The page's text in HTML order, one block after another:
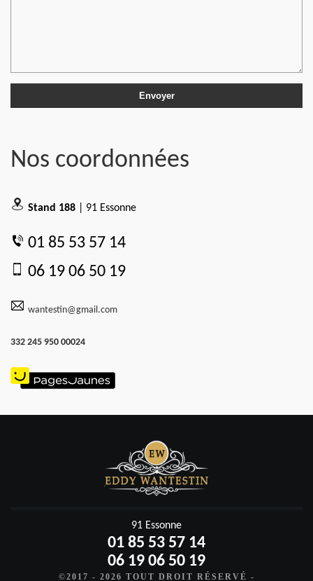
Nos coordonnées
Stand 188 | 91 Essonne
01 85 53 57 14
06 19 06 50 19
wantestin@gmail.com
332 245 950 00024
91 Essonne
01 85 53 57 14
06 19 06 50 19
©2017 - 2026 TOUT DROIT RÉSERVÉ -